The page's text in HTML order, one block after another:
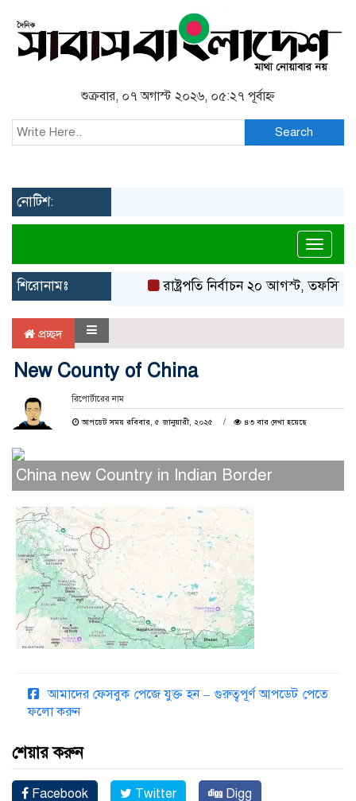
শুক্রবার, ০৭ অগাস্ট ২০২৬, ০৫:২৭ পূর্বাহ্ন
Search
নোটিশ:
শিরোনামঃ রাষ্ট্রপতি নির্বাচন ২০ আগস্ট, তফসিল
প্রচ্ছদ
New County of China
রিপোর্টারের নাম
আপডেট সময় রবিবার, ৫ জানুয়ারী, ২০২৫ ৪৩ বার দেখা হয়েছে
China new Country in Indian Border
আমাদের ফেসবুক পেজে যুক্ত হন – গুরুত্বপূর্ণ আপডেট পেতে
ফলো করুন
শেয়ার করুন
Facebook Twitter Digg